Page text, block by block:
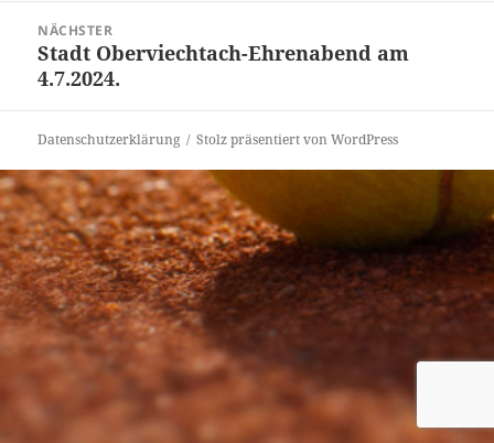
NÄCHSTER
Nächster
Beitrag:
Stadt Oberviechtach-Ehrenabend am
4.7.2024.
Datenschutzerklärung Stolz präsentiert von WordPress